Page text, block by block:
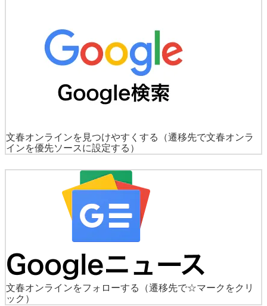
文春オンラインを見つけやすくする
（遷移先で文春オンラ
インを優先ソースに設定する）
文春オンラインをフォローする
（遷移先で☆マークをクリ
ック）